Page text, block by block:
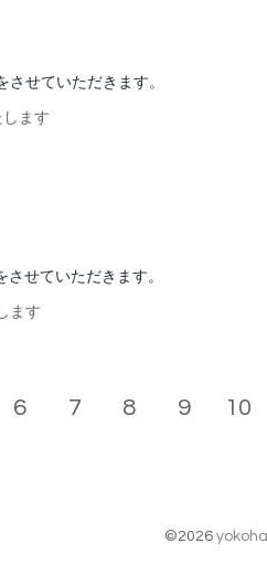
せていただきます。
ます
せていただきます。
ます
6 7 8 9 10
©2026